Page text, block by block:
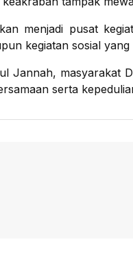
menjadi pusat
kegiatan sosial
Jannah, masyarakat
serta